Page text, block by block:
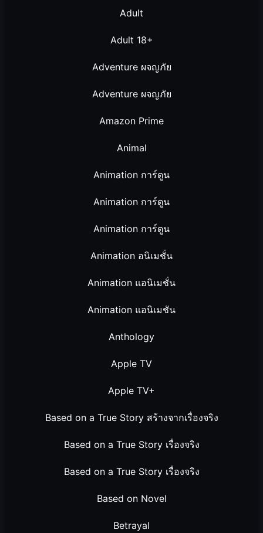
Adult
Adult 18+
Adventure ผจญภัย
Adventure ผจญภัย
Amazon Prime
Animal
Animation การ์ตูน
Animation การ์ตูน
Animation การ์ตูน
Animation อนิเมชั่น
Animation แอนิเมชั่น
Animation แอนิเมชัน
Anthology
Apple TV
Apple TV+
Based on a True Story สร้างจากเรื่องจริง
Based on a True Story เรื่องจริง
Based on a True Story เรื่องจริง
Based on Novel
Betrayal